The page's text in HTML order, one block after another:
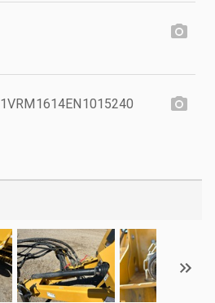
1VRM1614EN1015240